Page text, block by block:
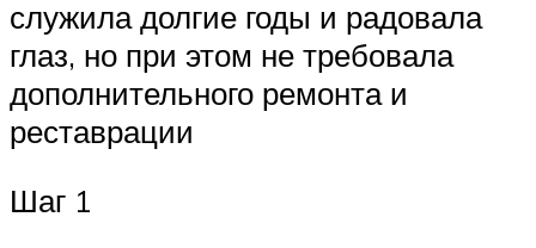
служила долгие годы и радовала
глаз, но при этом не требовала
дополнительного ремонта и
реставрации
Шаг 1